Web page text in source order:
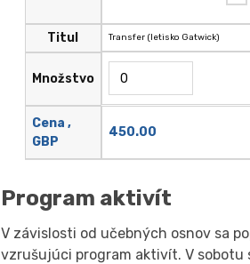
Titul
Množstvo
Cena ,
GBP
Transfer (letisko Gatwick)
450.00
Program aktivít
V závislosti od učebných osnov sa
vzrušujúci program aktivít. V sobotu